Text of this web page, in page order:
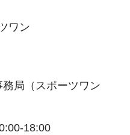
ワン
局（スポーツワン
18:00